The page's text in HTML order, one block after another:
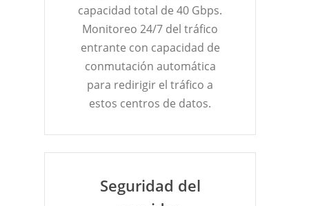
capacidad total de 40 Gbps.
Monitoreo 24/7 del tráfico
entrante con capacidad de
conmutación automática
para redirigir el tráfico a
estos centros de datos.
Seguridad del